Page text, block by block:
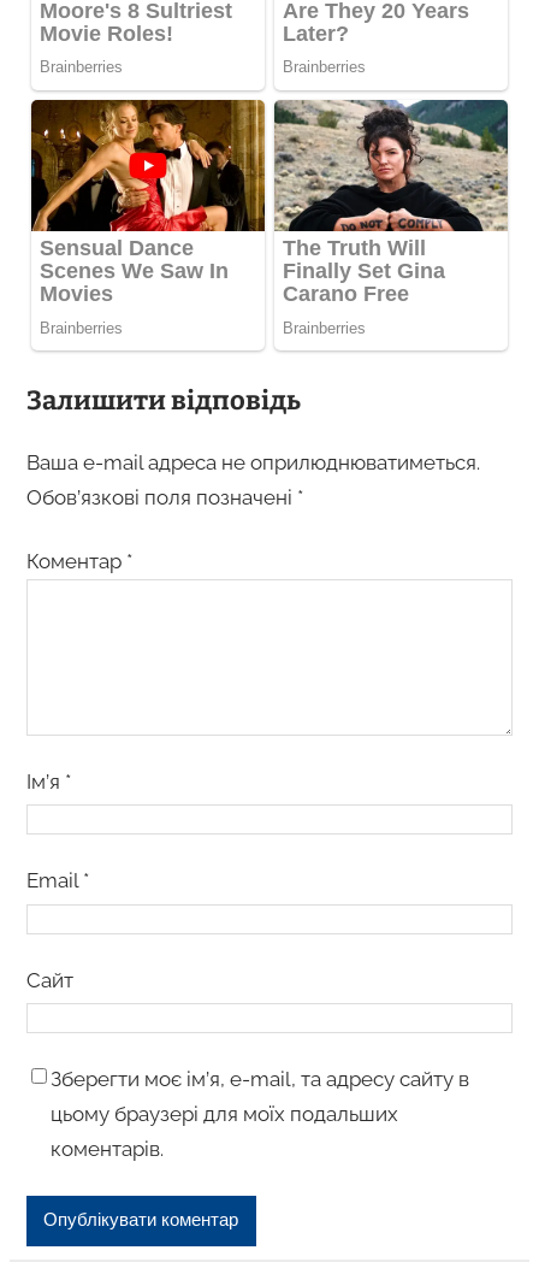
Залишити відповідь
Ваша e-mail адреса не оприлюднюватиметься.
Обов’язкові поля позначені *
Коментар *
Ім’я *
Email *
Сайт
Зберегти моє ім’я, e-mail, та адресу сайту в
цьому браузері для моїх подальших
коментарів.